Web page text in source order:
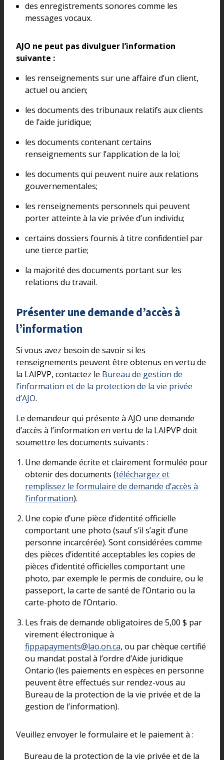
des enregistrements sonores comme les
messages vocaux.
AJO ne peut pas divulguer l’information
suivante :
les renseignements sur une affaire d’un client,
actuel ou ancien;
les documents des tribunaux relatifs aux clients
de l’aide juridique;
les documents contenant certains
renseignements sur l’application de la loi;
les documents qui peuvent nuire aux relations
gouvernementales;
les renseignements personnels qui peuvent
porter atteinte à la vie privée d’un individu;
certains dossiers fournis à titre confidentiel par
une tierce partie;
la majorité des documents portant sur les
relations du travail.
Présenter une demande d’accès à
l’information
Si vous avez besoin de savoir si les
renseignements peuvent être obtenus en vertu de
la LAIPVP, contactez le Bureau de gestion de
l’information et de la protection de la vie privée
d’AJO.
Le demandeur qui présente à AJO une demande
d’accès à l’information en vertu de la LAIPVP doit
soumettre les documents suivants :
Une demande écrite et clairement formulée pour
obtenir des documents (téléchargez et
remplissez le formulaire de demande d’accès à
l’information).
Une copie d’une pièce d’identité officielle
comportant une photo (sauf s’il s’agit d’une
personne incarcérée). Sont considérées comme
des pièces d’identité acceptables les copies de
pièces d’identité officielles comportant une
photo, par exemple le permis de conduire, ou le
passeport, la carte de santé de l’Ontario ou la
carte-photo de l’Ontario.
Les frais de demande obligatoires de 5,00 $ par
virement électronique à
fippapayments@lao.on.ca, ou par chèque certifié
ou mandat postal à l’ordre d’Aide juridique
Ontario (les paiements en espèces en personne
peuvent être effectués sur rendez-vous au
Bureau de la protection de la vie privée et de la
gestion de l’information).
Veuillez envoyer le formulaire et le paiement à :
Bureau de la protection de la vie privée et de la